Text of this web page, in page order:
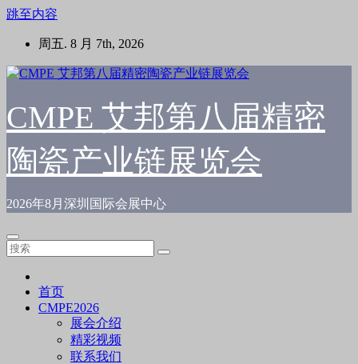
跳至内容
周五. 8 月 7th, 2026
CMPE 艾邦第八届精密
陶瓷产业链展览会
2026年8月深圳国际会展中心
首页
CMPE2026
展会介绍
精彩视频
联系我们